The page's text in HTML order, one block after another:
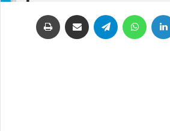
لينكدإن واتساب تيلقرام مشاركة عبر البريد